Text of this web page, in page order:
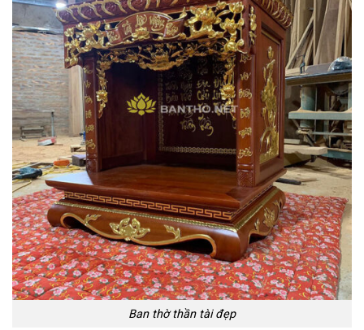
Ban thờ thần tài đẹp